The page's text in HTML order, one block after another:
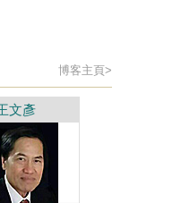
博客主頁>
文彥